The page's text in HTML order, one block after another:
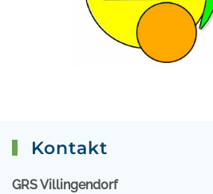
Kontakt
GRS Villingendorf